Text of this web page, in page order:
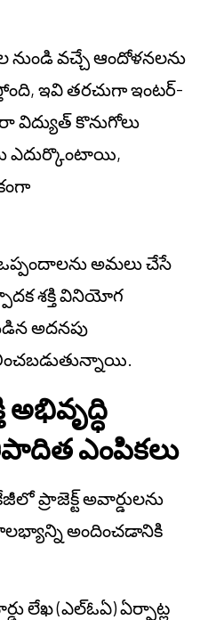
నుండి వచ్చే ఆందోళనలను
ఇవి తరచుగా ఇంటర్-
విద్యుత్ కొనుగోలు
ఎదుర్కొంటాయి,
అమలు చేసే
శక్తి వినియోగ
అదనపు
అభివృద్ధి
ఎంపికలు
ప్రాజెక్ట్ అవార్డులను
అందించడానికి
లేఖ (ఎల్‌ఓఏ) ఏర్పాట్ల